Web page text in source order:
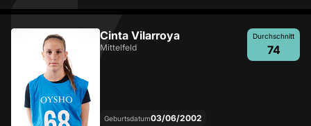
Cinta Vilarroya
Mittelfeld
Durchschnitt
74
Geburtsdatum03/06/2002